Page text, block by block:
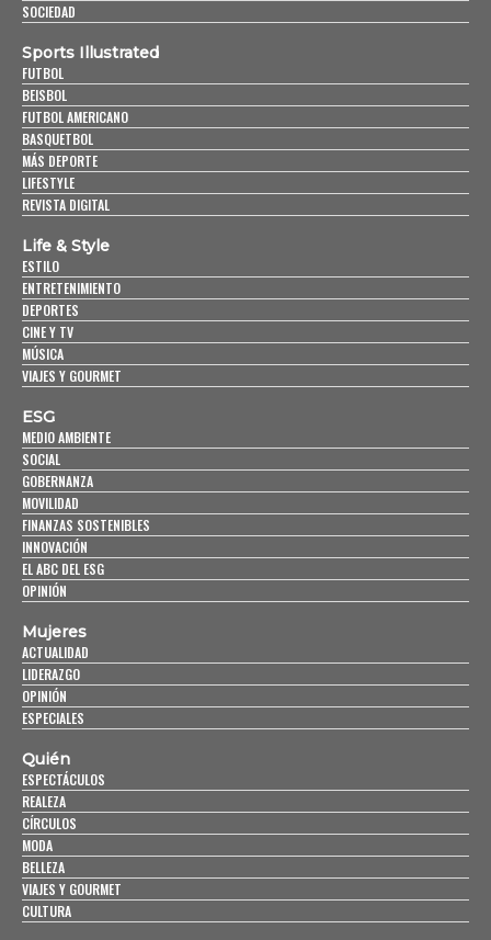
SOCIEDAD
Sports Illustrated
FUTBOL
BEISBOL
FUTBOL AMERICANO
BASQUETBOL
MÁS DEPORTE
LIFESTYLE
REVISTA DIGITAL
Life & Style
ESTILO
ENTRETENIMIENTO
DEPORTES
CINE Y TV
MÚSICA
VIAJES Y GOURMET
ESG
MEDIO AMBIENTE
SOCIAL
GOBERNANZA
MOVILIDAD
FINANZAS SOSTENIBLES
INNOVACIÓN
EL ABC DEL ESG
OPINIÓN
Mujeres
ACTUALIDAD
LIDERAZGO
OPINIÓN
ESPECIALES
Quién
ESPECTÁCULOS
REALEZA
CÍRCULOS
MODA
BELLEZA
VIAJES Y GOURMET
CULTURA